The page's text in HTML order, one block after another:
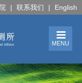
| 联系我们 | English
MENU